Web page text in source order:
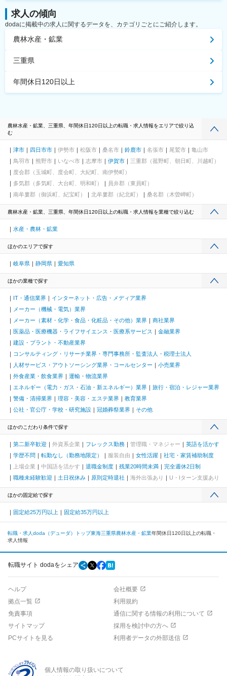
求人の傾向
dodaに掲載中の求人に関するデータを、カテゴリごとにご紹介します。
農林水産・鉱業
三重県
年間休日120日以上
農林水産・鉱業、三重県、年間休日120日以上の転職・求人情報をエリアで絞り込
む
津市 四日市市 伊勢市 松阪市 桑名市 鈴鹿市 名張市 尾鷲市
亀山市
鳥羽市
熊野市 いなべ市 志摩市 伊賀市
三重郡（菰野町、朝日町、川越町）
度会郡（玉城町、度会町、大紀町、南伊勢町）
多気郡（多気町、大台町、明和町）
員弁郡（東員町）
南牟婁郡（御浜町、紀宝町）
北牟婁郡（紀北町） 桑名郡（木曽岬町）
農林水産・鉱業、三重県、年間休日120日以上の転職・求人情報を業種で絞り込む
水産・農林・鉱業
ほかのエリアで探す
岐阜県 静岡県 愛知県
ほかの業種で探す
IT・通信業界
インターネット・広告・メディア業界
メーカー（機械・電気）業界
メーカー（素材・化学・食品・化粧品・その他）業界
商社業界
医薬品・医療機器・ライフサイエンス・医療系サービス
金融業界
建設・プラント・不動産業界
コンサルティング・リサーチ業界・専門事務所・監査法人・税理士法人
人材サービス・アウトソーシング業界・コールセンター
小売業界
外食産業・飲食業界
運輸・物流業界
エネルギー（電力・ガス・石油・新エネルギー）業界
旅行・宿泊・レジャー業界
警備・清掃業界
理容・美容・エステ業界
教育業界
公社・官公庁・学校・研究施設
冠婚葬祭業界 その他
ほかのこだわり条件で探す
第二新卒歓迎 外資系企業 フレックス勤務 管理職・マネジャー
英語を活かす
学歴不問
転勤なし（勤務地限定） 服装自由 女性活躍
社宅・家賃補助制度
上場企業
中国語を活かす 退職金制度 残業20時間未満
完全週休2日制
職種未経験歓迎
土日祝休み 原則定時退社 海外出張あり U・Iターン支援あり
ほかの固定給で探す
固定給25万円以上 固定給35万円以上
転職・求人doda（デューダ）トップ東海三重県農林水産・鉱業年間休日120日以上の転職・
求人情報
転職サイト dodaをシェア
ヘルプ
会社概要
拠点一覧
利用規約
免責事項
通信に関する情報の利用について
サイトマップ
採用を検討中の方へ
PCサイトを見る
利用者データの外部送信
個人情報の取り扱いについて